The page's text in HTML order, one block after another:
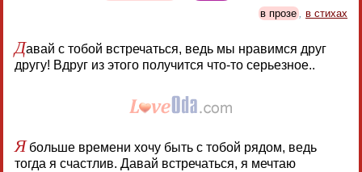
в прозе , в стихах
Давай с тобой встречаться, ведь мы нравимся друг
другу! Вдруг из этого получится что-то серьезное..
Ябольше времени хочу быть с тобой рядом, ведь
тогда я счастлив. Давай встречаться, я мечтаю